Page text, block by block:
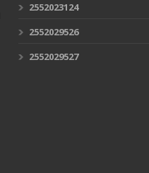
2552023124
2552029526
2552029527